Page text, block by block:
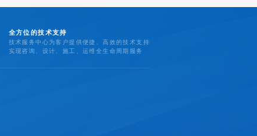
全方位的技术支持
技术服务中心为客户提供便捷、高效的技术支持
实现咨询、设计、施工、运维全生命周期服务